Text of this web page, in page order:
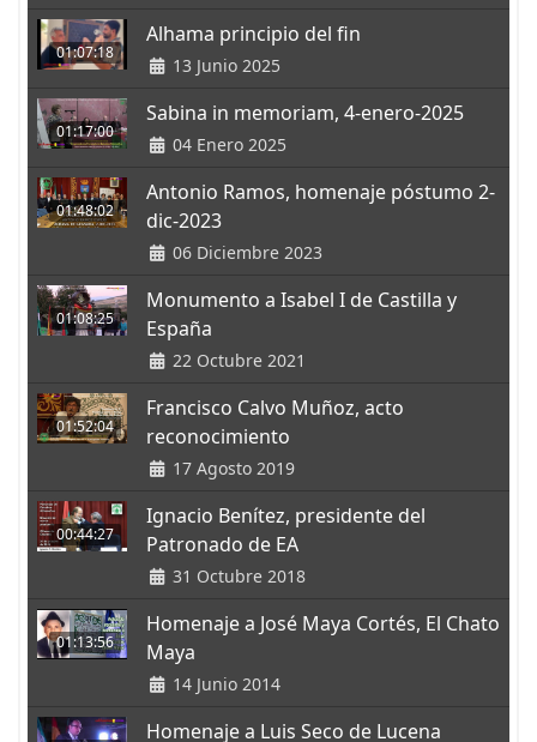
01:07:18
Alhama principio del fin
13 Junio 2025
01:17:00
Sabina in memoriam, 4-enero-2025
04 Enero 2025
01:48:02
Antonio Ramos, homenaje póstumo 2-
dic-2023
06 Diciembre 2023
01:08:25
Monumento a Isabel I de Castilla y
España
22 Octubre 2021
01:52:04
Francisco Calvo Muñoz, acto
reconocimiento
17 Agosto 2019
00:44:27
Ignacio Benítez, presidente del
Patronado de EA
31 Octubre 2018
01:13:56
Homenaje a José Maya Cortés, El Chato
Maya
14 Junio 2014
Homenaje a Luis Seco de Lucena